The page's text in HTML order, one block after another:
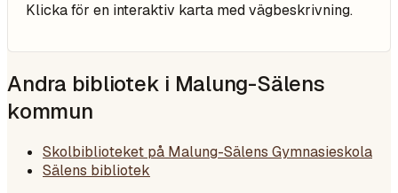
Klicka för en interaktiv karta med vägbeskrivning.
Andra bibliotek i Malung-Sälens
kommun
Skolbiblioteket på Malung-Sälens Gymnasieskola
Sälens bibliotek